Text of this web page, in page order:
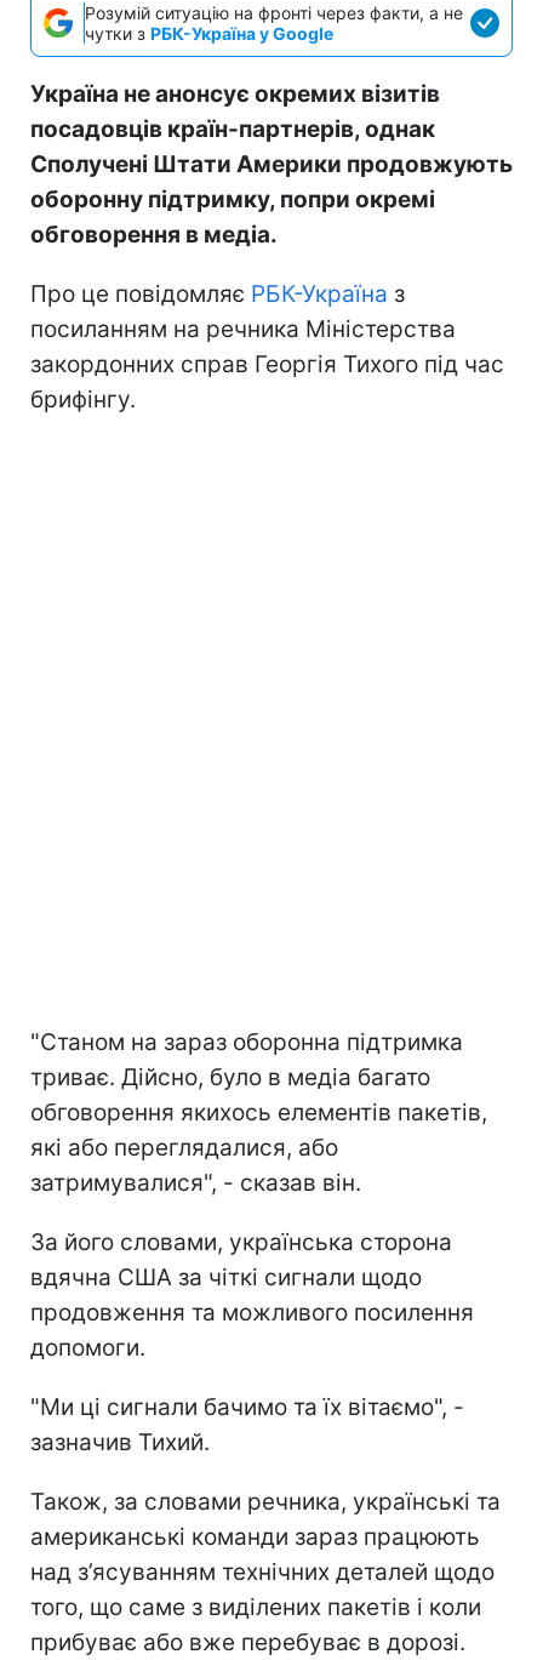
Розумій ситуацію на фронті через факти, а не
чутки з РБК-Україна у Google
Україна не анонсує окремих візитів
посадовців країн-партнерів, однак
Сполучені Штати Америки продовжують
оборонну підтримку, попри окремі
обговорення в медіа.
Про це повідомляє РБК-Україна з
посиланням на речника Міністерства
закордонних справ Георгія Тихого під час
брифінгу.
"Станом на зараз оборонна підтримка
триває. Дійсно, було в медіа багато
обговорення якихось елементів пакетів,
які або переглядалися, або
затримувалися", - сказав він.
За його словами, українська сторона
вдячна США за чіткі сигнали щодо
продовження та можливого посилення
допомоги.
"Ми ці сигнали бачимо та їх вітаємо", -
зазначив Тихий.
Також, за словами речника, українські та
американські команди зараз працюють
над з’ясуванням технічних деталей щодо
того, що саме з виділених пакетів і коли
прибуває або вже перебуває в дорозі.